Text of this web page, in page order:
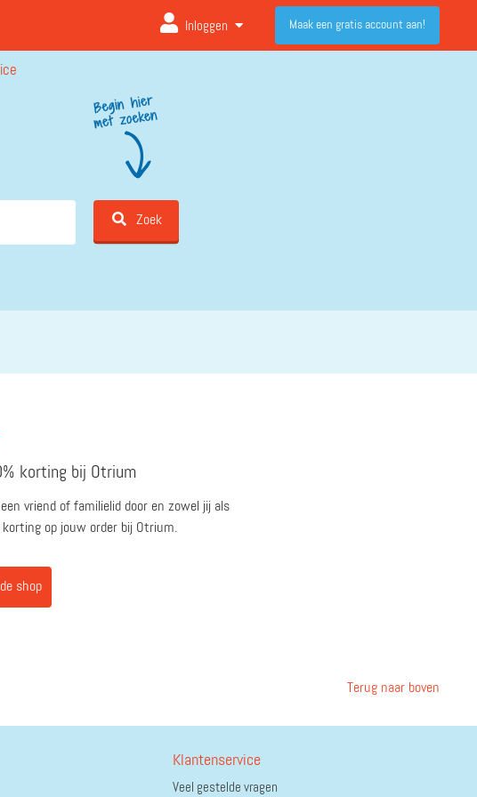
Inloggen Maak een gratis account aan!
Zoek
korting bij Otrium
vriend of familielid door en zowel jij als
op jouw order bij Otrium.
shop
Terug naar boven
Klantenservice
Veel gestelde vragen